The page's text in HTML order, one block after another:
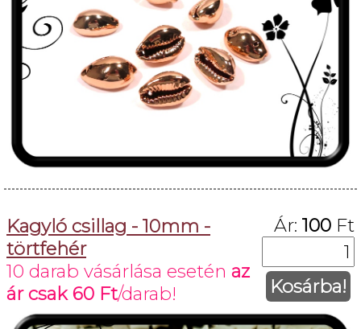
Kagyló csillag - 10mm -
törtfehér
10 darab vásárlása esetén az
ár csak60 Ft/darab!
Ár: 100 Ft
Kosárba!